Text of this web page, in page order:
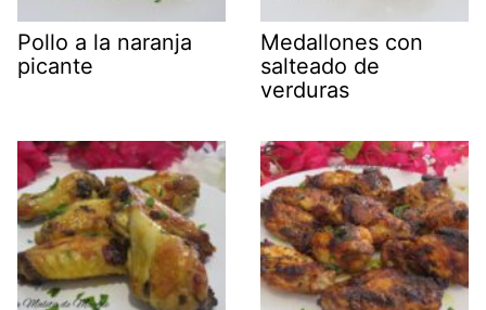
Pollo a la naranja
picante
Medallones con
salteado de
verduras